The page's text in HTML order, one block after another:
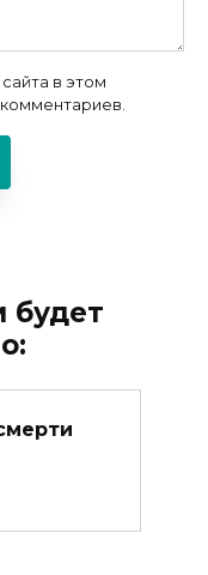
в этом
будет